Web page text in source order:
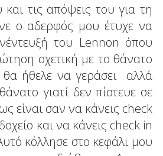
και τις απόψεις του για τη
ο αδερφός μου έτυχε να
του Lennon όπου
σχετική με το θάνατο
θα ήθελε να γεράσει αλλά
γιατί δεν πίστευε σε
είναι σαν να κάνεις check
και να κάνεις check in
κόλλησε στο κεφάλι μου